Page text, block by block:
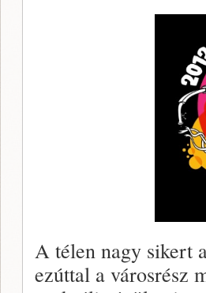
A télen nagy sikert
ezúttal a városrész